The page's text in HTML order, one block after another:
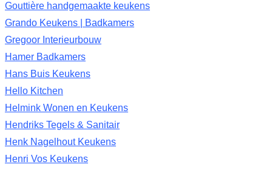
Gouttière handgemaakte keukens
Grando Keukens | Badkamers
Gregoor Interieurbouw
Hamer Badkamers
Hans Buis Keukens
Hello Kitchen
Helmink Wonen en Keukens
Hendriks Tegels & Sanitair
Henk Nagelhout Keukens
Henri Vos Keukens